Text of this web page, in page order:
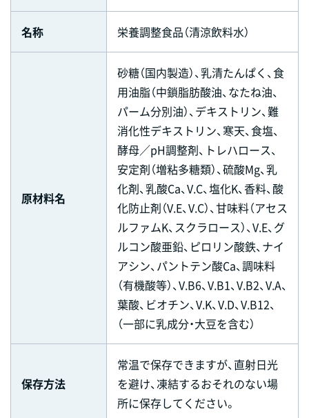
名称 栄養調整食品（清涼飲料水）
原材料名
砂糖（国内製造）、乳清たんぱく、食
用油脂（中鎖脂肪酸油、なたね油、
パーム分別油）、デキストリン、難
消化性デキストリン、寒天、食塩、
酵母／pH調整剤、トレハロース、
安定剤（増粘多糖類）、硫酸Mg、乳
化剤、乳酸Ca、V.C、塩化K、香料、酸
化防止剤（V.E、V.C）、甘味料（アセス
ルファムK、スクラロース）、V.E、グ
ルコン酸亜鉛、ピロリン酸鉄、ナイ
アシン、パントテン酸Ca、調味料
（有機酸等）、V.B6、V.B1、V.B2、V.A、
葉酸、ビオチン、V.K、V.D、V.B12、
（一部に乳成分・大豆を含む）
保存方法
常温で保存できますが、直射日光
を避け、凍結するおそれのない場
所に保存してください。